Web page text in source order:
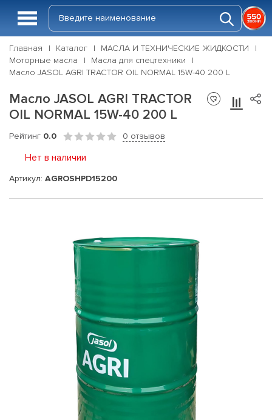
Главная Каталог
МАСЛА И ТЕХНИЧЕСКИЕ ЖИДКОСТИ
Моторные масла
Масла для спецтехники
Масло JASOL AGRI TRACTOR OIL NORMAL 15W-40 200 L
Масло JASOL AGRI TRACTOR
OIL NORMAL 15W-40 200 L
Рейтинг 0.0 0 отзывов
Нет в наличии
Артикул: AGROSHPD15200